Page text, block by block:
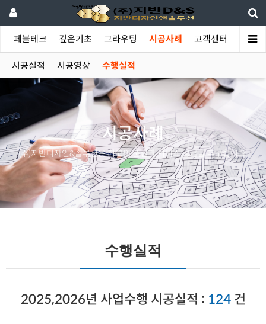
페블테크 깊은기초 그라우팅 시공사례 고객센터
시공실적 시공영상 수행실적
시공사례
(주)지반디자인&솔루션은 최고의 품질과 서비스 공급을 추구합니다.
수행실적
2025,2026년 사업수행 시공실적 : 124건